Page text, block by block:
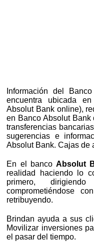
Información del
encuentra ubicada
Absolut Bank online),
en Banco Absolut Bank
transferencias
sugerencias e
Absolut Bank. Cajas de
En el banco Absolut
realidad haciendo lo
primero,
comprometiéndose
retribuyendo.
Brindan ayuda a sus
Movilizar inversiones
el pasar del tiempo.